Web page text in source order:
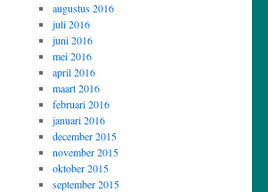
augustus 2016
juli 2016
juni 2016
mei 2016
april 2016
maart 2016
februari 2016
januari 2016
december 2015
november 2015
oktober 2015
september 2015